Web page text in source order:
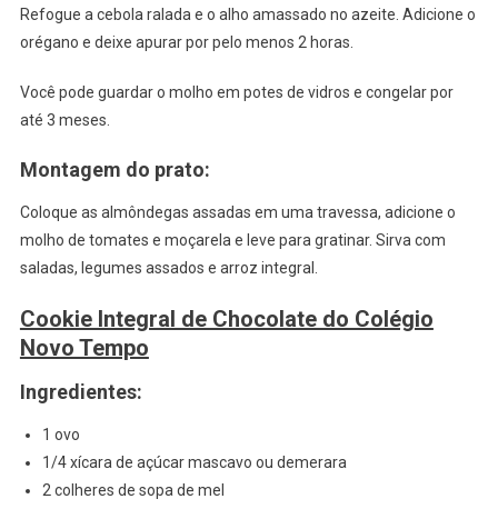
Refogue a cebola ralada e o alho amassado no azeite. Adicione o
orégano e deixe apurar por pelo menos 2 horas.
Você pode guardar o molho em potes de vidros e congelar por
até 3 meses.
Montagem do prato:
Coloque as almôndegas assadas em uma travessa, adicione o
molho de tomates e moçarela e leve para gratinar. Sirva com
saladas, legumes assados e arroz integral.
Cookie Integral de Chocolate do Colégio
Novo Tempo
Ingredientes:
1 ovo
1/4 xícara de açúcar mascavo ou demerara
2 colheres de sopa de mel